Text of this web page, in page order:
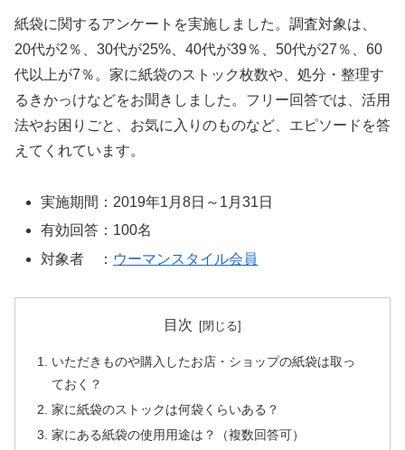
紙袋に関するアンケートを実施しました。調査対象は、
20代が2％、30代が25%、40代が39％、50代が27％、60
代以上が7％。家に紙袋のストック枚数や、処分・整理す
るきかっけなどをお聞きしました。フリー回答では、活用
法やお困りごと、お気に入りのものなど、エピソードを答
えてくれています。
実施期間：2019年1月8日～1月31日
有効回答：100名
対象者 ： ウーマンスタイル会員
目次
いただきものや購入したお店・ショップの紙袋は取っ
ておく？
家に紙袋のストックは何袋くらいある？
家にある紙袋の使用用途は？（複数回答可）